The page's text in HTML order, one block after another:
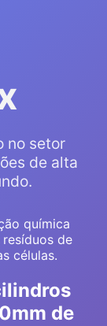
no setor
de alta
química
de
células.
de